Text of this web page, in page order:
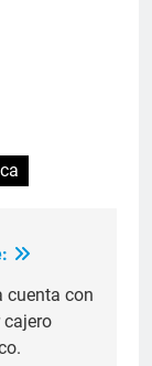
cuenta con
cajero